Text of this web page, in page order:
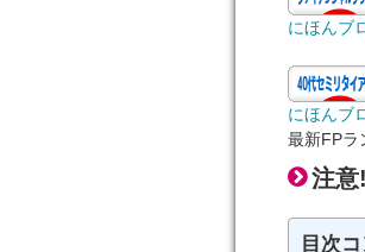
にほんブ
にほんブ
最新FPラ
注意
目次